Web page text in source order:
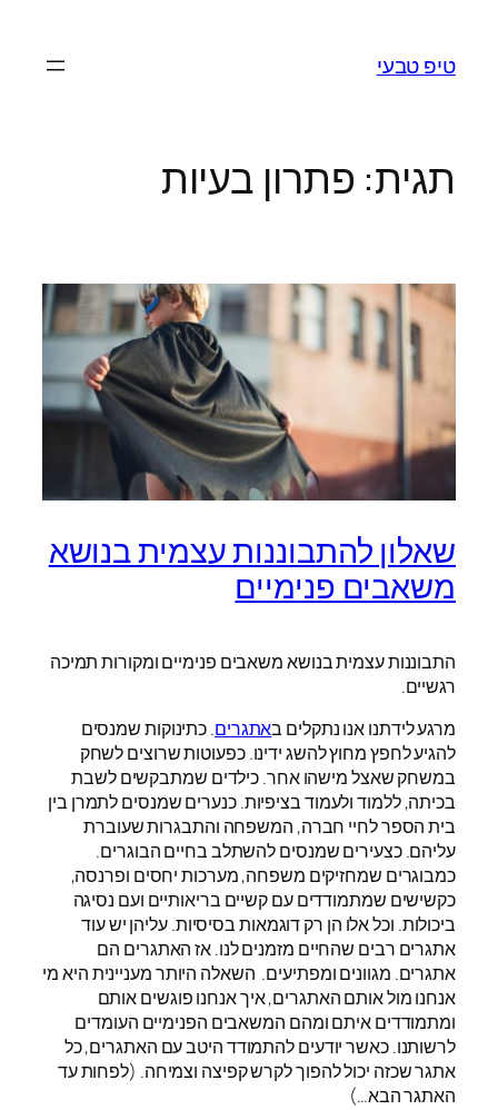
טיפ טבעי
תגית: פתרון בעיות
שאלון להתבוננות עצמית בנושא
משאבים פנימיים
התבוננות עצמית בנושא משאבים פנימיים ומקורות תמיכה
רגשיים.
מרגע לידתנו אנו נתקלים באתגרים. כתינוקות שמנסים
להגיע לחפץ מחוץ להשג ידינו. כפעוטות שרוצים לשחק
במשחק שאצל מישהו אחר. כילדים שמתבקשים לשבת
בכיתה, ללמוד ולעמוד בציפיות. כנערים שמנסים לתמרן בין
בית הספר לחיי חברה, המשפחה והתבגרות שעוברת
עליהם. כצעירים שמנסים להשתלב בחיים הבוגרים.
כמבוגרים שמחזיקים משפחה, מערכות יחסים ופרנסה,
כקשישים שמתמודדים עם קשיים בריאותיים ועם נסיגה
ביכולות. וכל אלו הן רק דוגמאות בסיסיות. עליהן יש עוד
אתגרים רבים שהחיים מזמנים לנו. אז האתגרים הם
אתגרים. מגוונים ומפתיעים. השאלה היותר מעניינית היא מי
אנחנו מול אותם האתגרים, איך אנחנו פוגשים אותם
ומתמודדים איתם ומהם המשאבים הפנימיים העומדים
לרשותנו. כאשר יודעים להתמודד היטב עם האתגרים, כל
אתגר שכזה יכול להפוך לקרש קפיצה וצמיחה. (לפחות עד
האתגר הבא…)